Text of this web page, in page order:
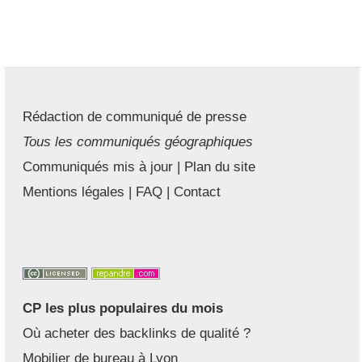
Rédaction de communiqué de presse
Tous les communiqués géographiques
Communiqués mis à jour | Plan du site
Mentions légales | FAQ | Contact
CP les plus populaires du mois
Où acheter des backlinks de qualité ?
Mobilier de bureau à Lyon